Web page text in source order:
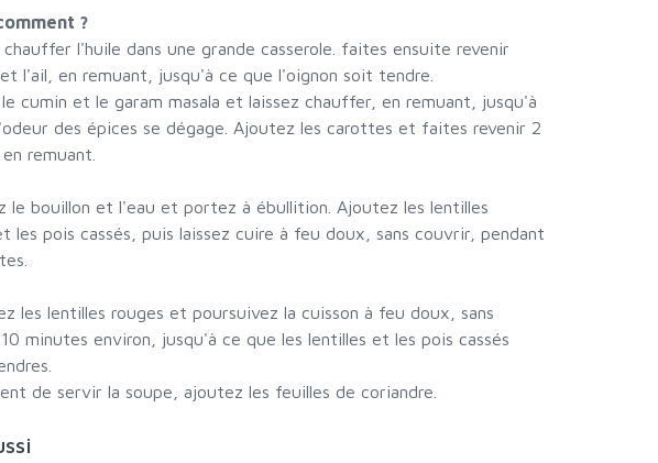
?
chauffer l'huile dans une grande casserole. faites ensuite revenir
l'ail, en remuant, jusqu'à ce que l'oignon soit tendre.
cumin et le garam masala et laissez chauffer, en remuant, jusqu'à
des épices se dégage. Ajoutez les carottes et faites revenir 2
remuant.
le bouillon et l'eau et portez à ébullition. Ajoutez les lentilles
les pois cassés, puis laissez cuire à feu doux, sans couvrir, pendant
les lentilles rouges et poursuivez la cuisson à feu doux, sans
minutes environ, jusqu'à ce que les lentilles et les pois cassés
de servir la soupe, ajoutez les feuilles de coriandre.